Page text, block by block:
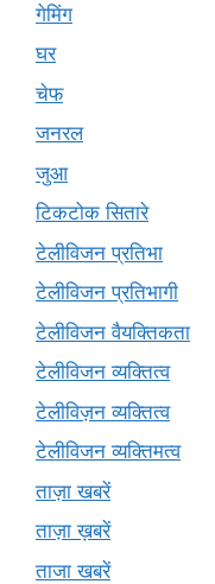
गेमिंग
घर
चेफ
जनरल
जुआ
टिकटोक सितारे
टेलीविजन प्रतिभा
टेलीविजन प्रतिभागी
टेलीविजन वैयक्तिकता
टेलीविजन व्यक्तित्व
टेलीविज़न व्यक्तित्व
टेलीविजन व्यक्तिमत्व
ताज़ा खबरें
ताज़ा ख़बरें
ताजा खबरें